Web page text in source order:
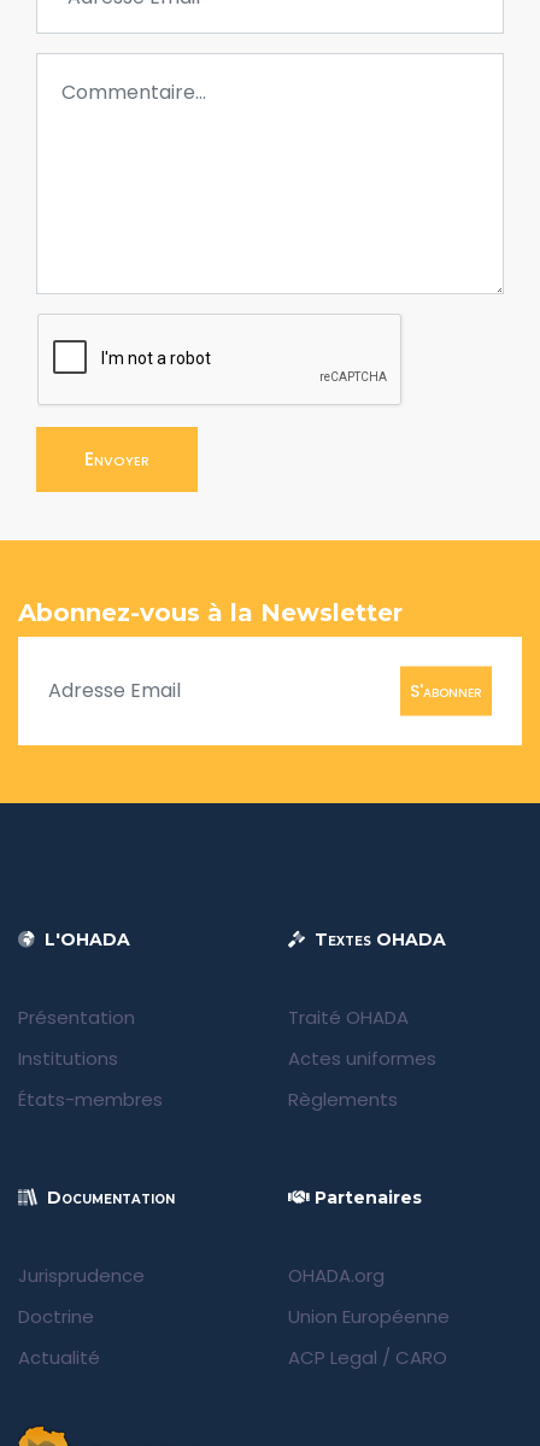
Envoyer
Abonnez-vous à la Newsletter
S'abonner
L'OHADA
Présentation
Institutions
États-membres
Textes OHADA
Traité OHADA
Actes uniformes
Règlements
Documentation
Jurisprudence
Doctrine
Actualité
Partenaires
OHADA.org
Union Européenne
ACP Legal / CARO